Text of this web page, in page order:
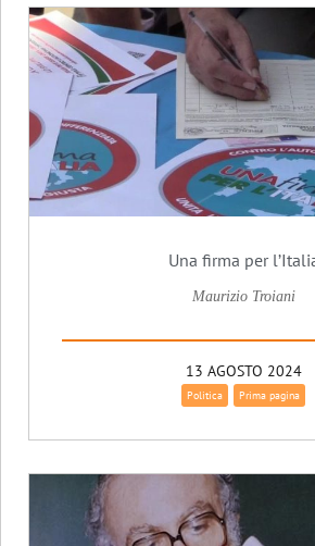
Una firma per
Maurizio Troiani
13 AGOSTO 2024
Politica Prima pagina